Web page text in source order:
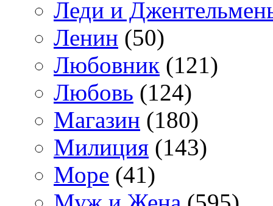
Леди и
Ленин (50)
Любовник (121)
Любовь (124)
Магазин (180)
Милиция (143)
Море (41)